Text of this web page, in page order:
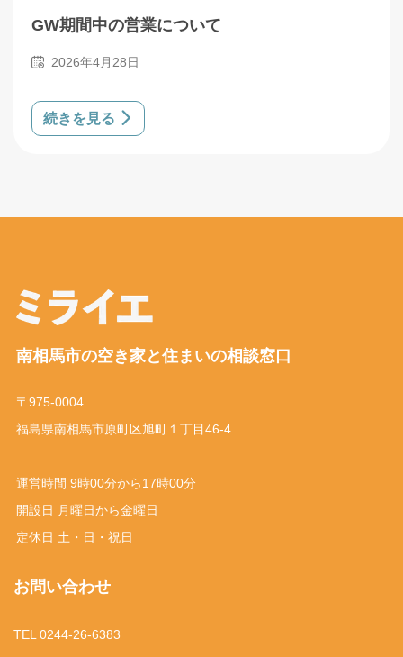
GW期間中の営業について
2026年4月28日
続きを見る
南相馬市の空き家と住まいの相談窓口
〒975-0004
福島県南相馬市原町区旭町１丁目46-4
運営時間 9時00分から17時00分
開設日 月曜日から金曜日
定休日 土・日・祝日
お問い合わせ
TEL 0244-26-6383